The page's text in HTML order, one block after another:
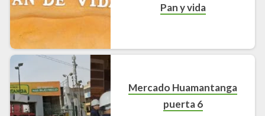
Pan y vida
Mercado Huamantanga
puerta 6